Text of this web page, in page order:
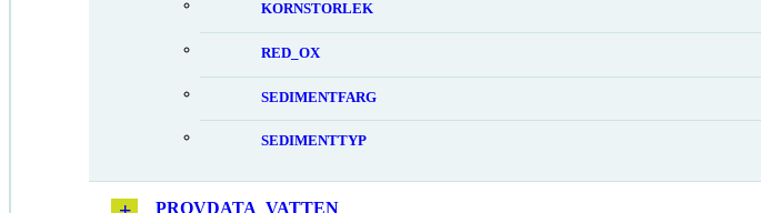
KORNSTORLEK
RED_OX
SEDIMENTFARG
SEDIMENTTYP
PROVDATA_VATTEN